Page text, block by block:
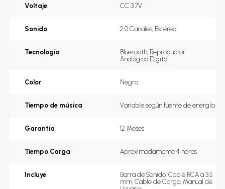
Voltaje CC 3.7V
Sonido 2.0 Canales, Estéreo
Tecnología
Bluetooth, Reproductor
Analógico Digital
Color Negro
Tiempo de música Variable según fuente de energía
Garantía 12 Meses
Tiempo Carga Aproximadamente 4 horas
Incluye
Barra de Sonido, Cable RCA a 3.5
mm, Cable de Carga, Manual de